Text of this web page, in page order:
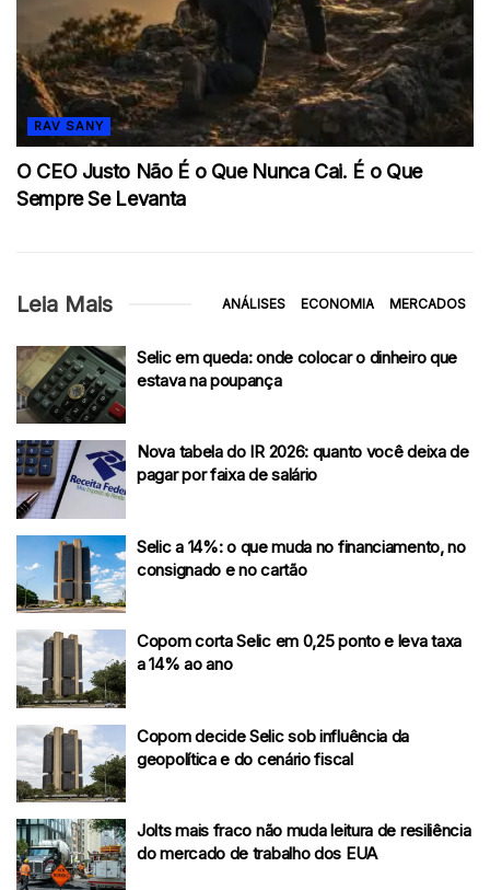
RAV SANY
O CEO Justo Não É o Que Nunca Cai. É o Que
Sempre Se Levanta
Leia Mais ANÁLISES ECONOMIA MERCADOS
Selic em queda: onde colocar o dinheiro que
estava na poupança
Nova tabela do IR 2026: quanto você deixa de
pagar por faixa de salário
Selic a 14%: o que muda no financiamento, no
consignado e no cartão
Copom corta Selic em 0,25 ponto e leva taxa
a 14% ao ano
Copom decide Selic sob influência da
geopolítica e do cenário fiscal
Jolts mais fraco não muda leitura de resiliência
do mercado de trabalho dos EUA